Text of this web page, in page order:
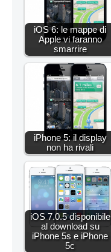
iOS 6: le mappe di
Apple vi faranno
smarrire
iPhone 5: il display
non ha rivali
iOS 7.0.5 disponibile
al download su
iPhone 5s e iPhone
5c